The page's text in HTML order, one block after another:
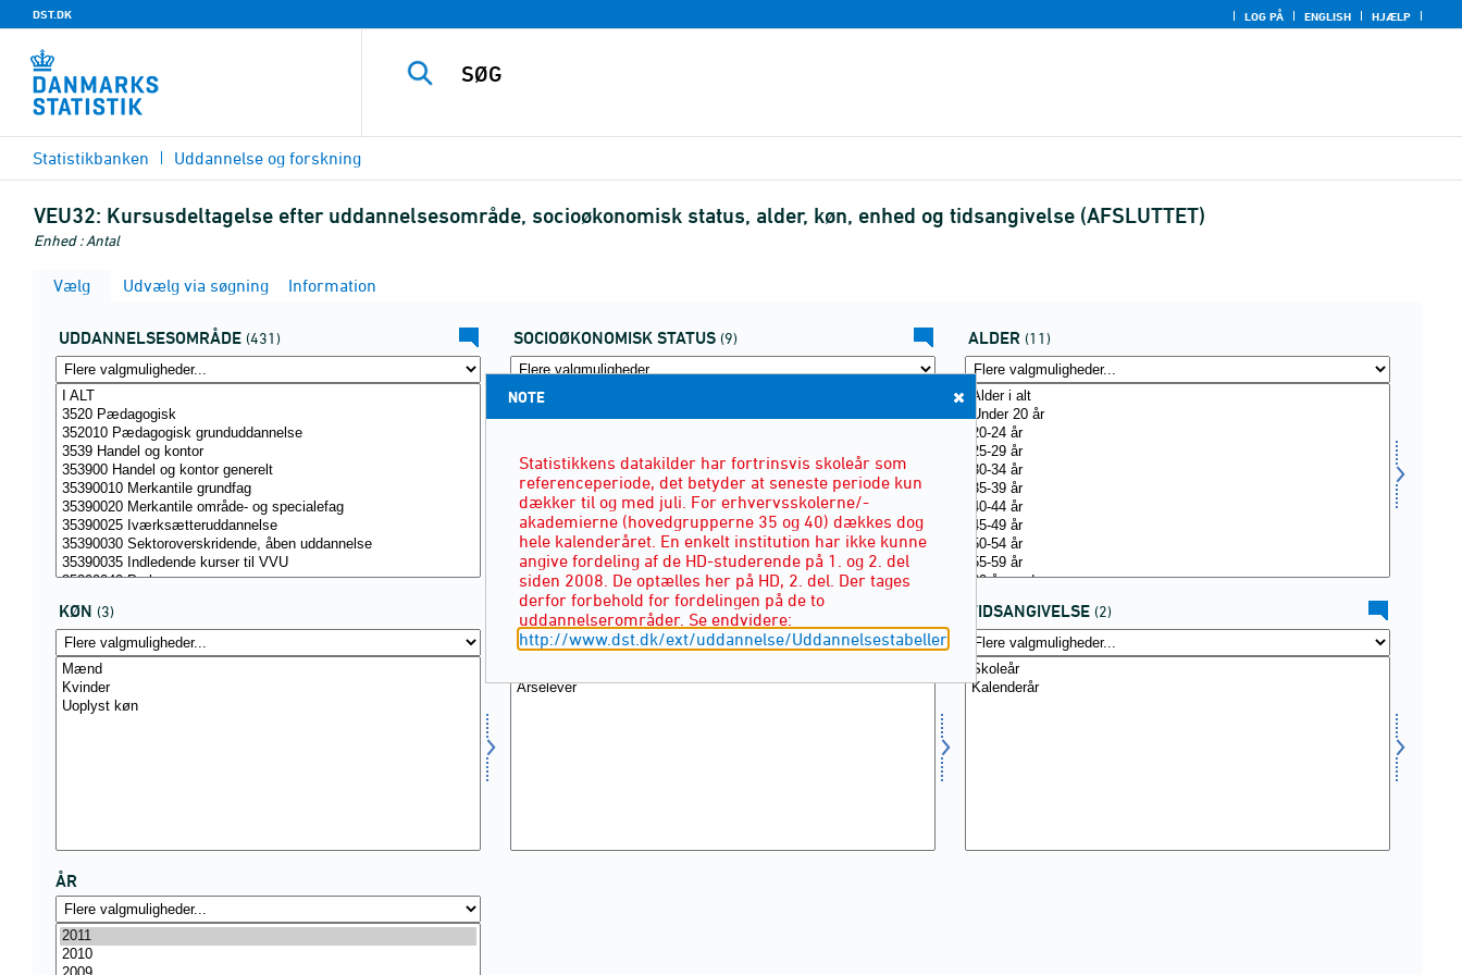
DST.DK LOG PÅ ENGLISH HJÆLP
Statistikbanken Uddannelse og forskning
VEU32: Kursusdeltagelse efter uddannelsesområde, socioøkonomisk status, alder, køn, enhed og tidsangivelse (AFSLUTTET)
Enhed : Antal
Vælg Udvælg via søgning Information
UDDANNELSESOMRÅDE (431) SOCIOØKONOMISK STATUS (9) ALDER (11)
KØN (3) ENHED (2) TIDSANGIVELSE (2)
ÅR
NOTE
Statistikkens datakilder har fortrinsvis skoleår som
referenceperiode, det betyder at seneste periode kun
dækker til og med juli. For erhvervsskolerne/-
akademierne (hovedgrupperne 35 og 40) dækkes dog
hele kalenderåret. En enkelt institution har ikke kunne
angive fordeling af de HD-studerende på 1. og 2. del
siden 2008. De optælles her på HD, 2. del. Der tages
derfor forbehold for fordelingen på de to
uddannelserområder. Se endvidere:
http://www.dst.dk/ext/uddannelse/Uddannelsestabeller